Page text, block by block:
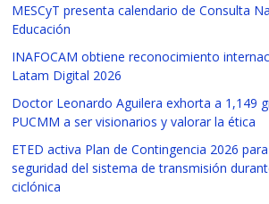
MESCyT presenta calendario de Consulta
Educación
INAFOCAM obtiene reconocimiento
Latam Digital 2026
Doctor Leonardo Aguilera exhorta a 1,149
PUCMM a ser visionarios y valorar la ética
ETED activa Plan de Contingencia 2026
seguridad del sistema de transmisión
ciclónica